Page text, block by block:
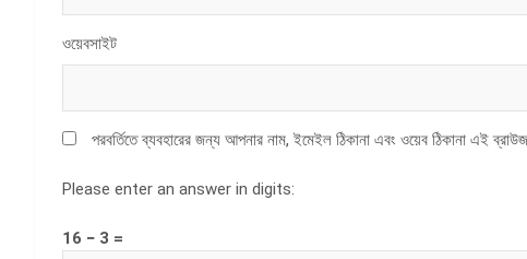
ওয়েবসাইট
পরবর্তিতে ব্যবহারের জন্য আপনার নাম, ইমেইল ঠিকানা এবং ওয়েব ঠিকানা এই
Please enter an answer in digits:
16 − 3 =